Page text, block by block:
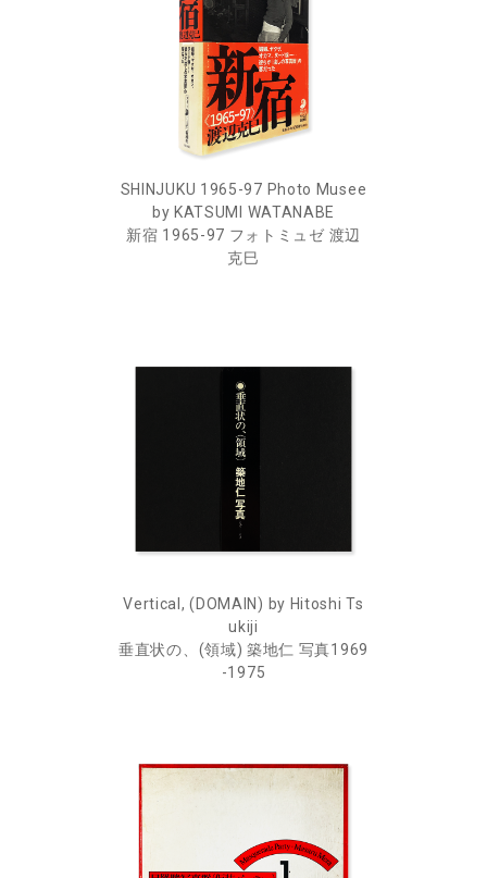
SHINJUKU 1965-97 Photo Musee
by KATSUMI WATANABE
新宿 1965-97 フォトミュゼ 渡辺
克巳
Vertical, (DOMAIN) by Hitoshi Ts
ukiji
垂直状の、(領域) 築地仁 写真1969
-1975